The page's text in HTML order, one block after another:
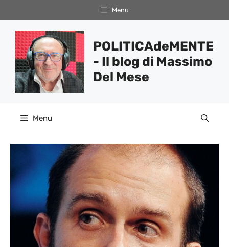
al
contenuto
Menu
POLITICAdeMENTE
- Il blog di Massimo
Del Mese
Menu